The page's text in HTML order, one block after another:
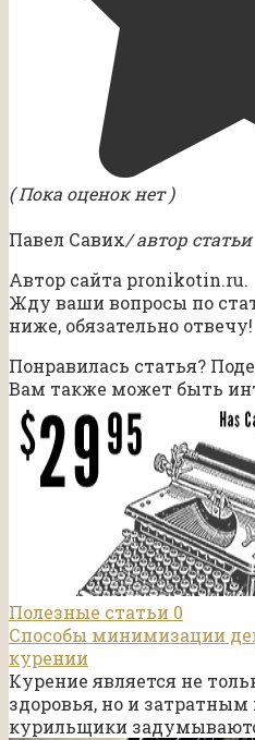
( Пока оценок нет )
Павел Савих/ автор статьи
Автор сайта pronikotin.ru.
Жду ваши вопросы по
ниже, обязательно отвечу!
Понравилась статья?
Вам также может быть
Полезные статьи 0
Способы минимизации
курении
Курение является не
здоровья, но и
курильщики